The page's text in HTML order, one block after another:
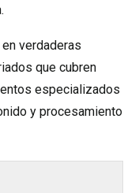
verdaderas
que cubren
especializados
y procesamiento